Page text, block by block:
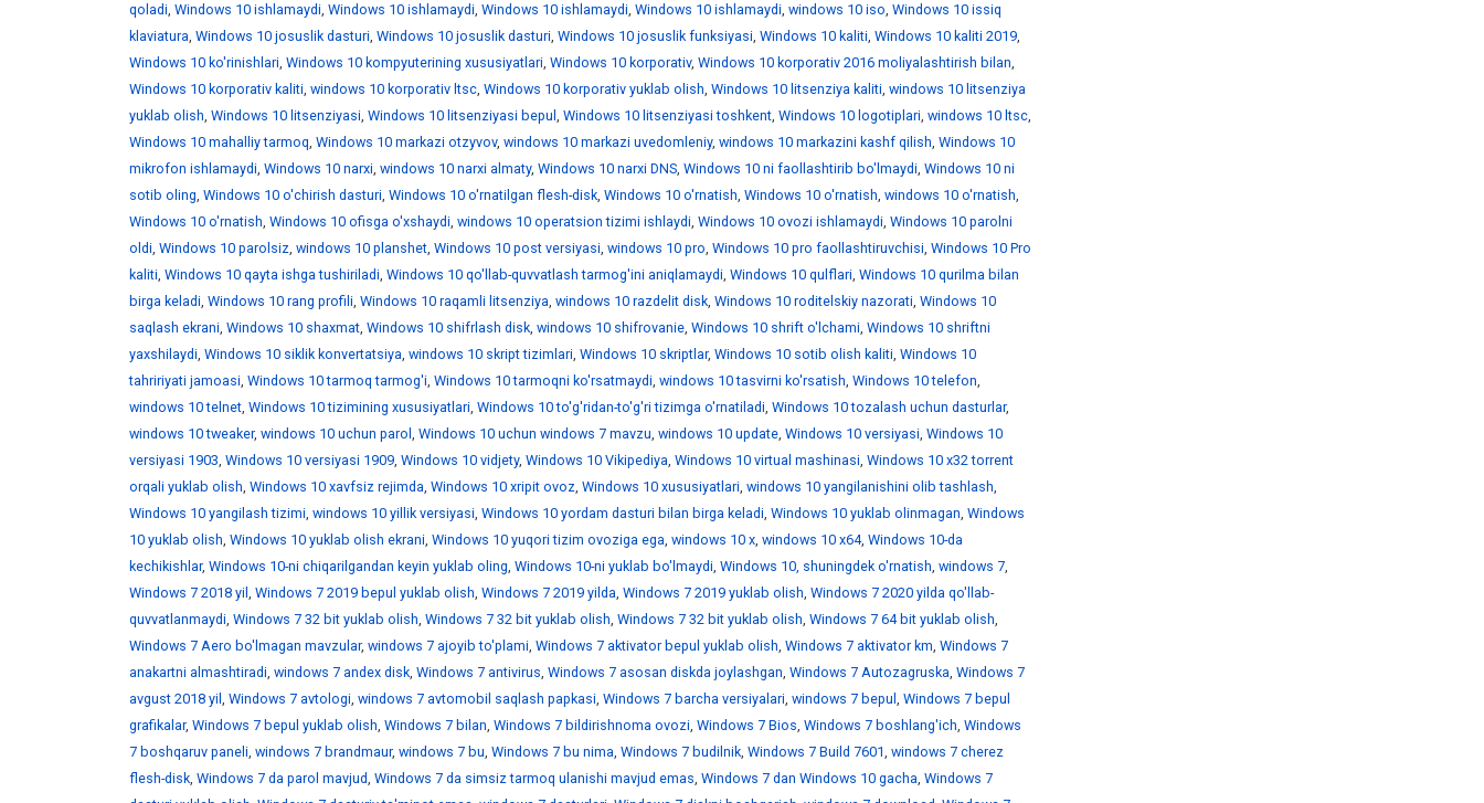
qoladi, Windows 10 ishlamaydi, Windows 10 ishlamaydi, Windows 10 ishlamaydi, Windows 10 ishlamaydi, windows 10 iso, Windows 10 issiq
klaviatura, Windows 10 josuslik dasturi, Windows 10 josuslik dasturi, Windows 10 josuslik funksiyasi, Windows 10 kaliti, Windows 10 kaliti 2019,
Windows 10 ko'rinishlari, Windows 10 kompyuterining xususiyatlari, Windows 10 korporativ, Windows 10 korporativ 2016 moliyalashtirish bilan,
Windows 10 korporativ kaliti, windows 10 korporativ ltsc, Windows 10 korporativ yuklab olish, Windows 10 litsenziya kaliti, windows 10 litsenziya
yuklab olish, Windows 10 litsenziyasi, Windows 10 litsenziyasi bepul , Windows 10 litsenziyasi toshkent, Windows 10 logotiplari, windows 10 ltsc,
Windows 10 mahalliy tarmoq, Windows 10 markazi otzyvov, windows 10 markazi uvedomleniy, windows 10 markazini kashf qilish, Windows 10
mikrofon ishlamaydi, Windows 10 narxi, windows 10 narxi almaty, Windows 10 narxi DNS, Windows 10 ni faollashtirib bo'lmaydi, Windows 10 ni
sotib oling, Windows 10 o'chirish dasturi, Windows 10 o'rnatilgan flesh-disk, Windows 10 o'rnatish, Windows 10 o'rnatish, windows 10 o'rnatish,
Windows 10 o'rnatish, Windows 10 ofisga o'xshaydi, windows 10 operatsion tizimi ishlaydi, Windows 10 ovozi ishlamaydi, Windows 10 parolni
oldi, Windows 10 parolsiz, windows 10 planshet, Windows 10 post versiyasi, windows 10 pro, Windows 10 pro faollashtiruvchisi, Windows 10 Pro
kaliti, Windows 10 qayta ishga tushiriladi, Windows 10 qo'llab-quvvatlash tarmog'ini aniqlamaydi, Windows 10 qulflari, Windows 10 qurilma bilan
birga keladi, Windows 10 rang profili, Windows 10 raqamli litsenziya, windows 10 razdelit disk, Windows 10 roditelskiy nazorati, Windows 10
saqlash ekrani, Windows 10 shaxmat, Windows 10 shifrlash disk, windows 10 shifrovanie, Windows 10 shrift o'lchami, Windows 10 shriftni
yaxshilaydi, Windows 10 siklik konvertatsiya, windows 10 skript tizimlari, Windows 10 skriptlar, Windows 10 sotib olish kaliti, Windows 10
tahririyati jamoasi, Windows 10 tarmoq tarmog'i, Windows 10 tarmoqni ko'rsatmaydi, windows 10 tasvirni ko'rsatish, Windows 10 telefon,
windows 10 telnet, Windows 10 tizimining xususiyatlari, Windows 10 to'g'ridan-to'g'ri tizimga o'rnatiladi, Windows 10 tozalash uchun dasturlar,
windows 10 tweaker, windows 10 uchun parol , Windows 10 uchun windows 7 mavzu, windows 10 update, Windows 10 versiyasi, Windows 10
versiyasi 1903, Windows 10 versiyasi 1909, Windows 10 vidjety, Windows 10 Vikipediya, Windows 10 virtual mashinasi, Windows 10 x32 torrent
orqali yuklab olish, Windows 10 xavfsiz rejimda, Windows 10 xripit ovoz, Windows 10 xususiyatlari, windows 10 yangilanishini olib tashlash,
Windows 10 yangilash tizimi, windows 10 yillik versiyasi, Windows 10 yordam dasturi bilan birga keladi, Windows 10 yuklab olinmagan, Windows
10 yuklab olish, Windows 10 yuklab olish ekrani, Windows 10 yuqori tizim ovoziga ega, windows 10 х, windows 10 х64, Windows 10-da
kechikishlar, Windows 10-ni chiqarilgandan keyin yuklab oling, Windows 10-ni yuklab bo'lmaydi, Windows 10, shuningdek o'rnatish, windows 7,
Windows 7 2018 yil , Windows 7 2019 bepul yuklab olish, Windows 7 2019 yilda, Windows 7 2019 yuklab olish, Windows 7 2020 yilda qo'llab-
quvvatlanmaydi, Windows 7 32 bit yuklab olish, Windows 7 32 bit yuklab olish, Windows 7 32 bit yuklab olish, Windows 7 64 bit yuklab olish,
Windows 7 Aero bo'lmagan mavzular, windows 7 ajoyib to'plami, Windows 7 aktivator bepul yuklab olish, Windows 7 aktivator km, Windows 7
anakartni almashtiradi, windows 7 andex disk, Windows 7 antivirus, Windows 7 asosan diskda joylashgan, Windows 7 Autozagruska, Windows 7
avgust 2018 yil , Windows 7 avtologi, windows 7 avtomobil saqlash papkasi, Windows 7 barcha versiyalari, windows 7 bepul , Windows 7 bepul
grafikalar, Windows 7 bepul yuklab olish, Windows 7 bilan, Windows 7 bildirishnoma ovozi, Windows 7 Bios, Windows 7 boshlang'ich, Windows
7 boshqaruv paneli, windows 7 brandmaur, windows 7 bu, Windows 7 bu nima, Windows 7 budilnik, Windows 7 Build 7601, windows 7 cherez
flesh-disk, Windows 7 da parol mavjud, Windows 7 da simsiz tarmoq ulanishi mavjud emas, Windows 7 dan Windows 10 gacha, Windows 7